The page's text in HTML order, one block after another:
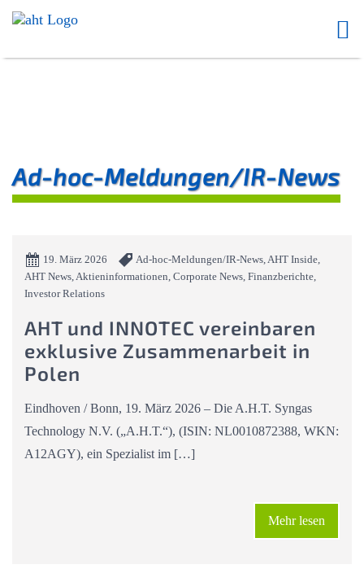
Ad-hoc-Meldungen/IR-News
19. März 2026
Ad-hoc-Meldungen/IR-News, AHT Inside,
AHT News, Aktieninformationen, Corporate News, Finanzberichte,
Investor Relations
AHT und INNOTEC vereinbaren
exklusive Zusammenarbeit in
Polen
Eindhoven / Bonn, 19. März 2026 – Die A.H.T. Syngas
Technology N.V. („A.H.T.“), (ISIN: NL0010872388, WKN:
A12AGY), ein Spezialist im […]
Mehr lesen